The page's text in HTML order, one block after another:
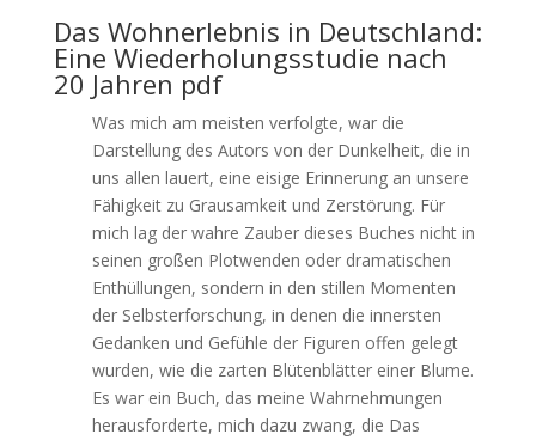
Das Wohnerlebnis in Deutschland:
Eine Wiederholungsstudie nach
20 Jahren pdf
Was mich am meisten verfolgte, war die
Darstellung des Autors von der Dunkelheit, die in
uns allen lauert, eine eisige Erinnerung an unsere
Fähigkeit zu Grausamkeit und Zerstörung. Für
mich lag der wahre Zauber dieses Buches nicht in
seinen großen Plotwenden oder dramatischen
Enthüllungen, sondern in den stillen Momenten
der Selbsterforschung, in denen die innersten
Gedanken und Gefühle der Figuren offen gelegt
wurden, wie die zarten Blütenblätter einer Blume.
Es war ein Buch, das meine Wahrnehmungen
herausforderte, mich dazu zwang, die Das